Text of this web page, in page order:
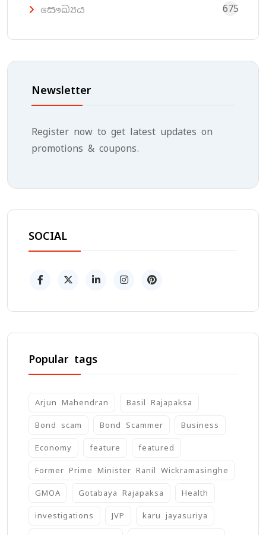
සෞඛ්‍යය 675
Newsletter
Register now to get latest updates on
promotions & coupons.
SOCIAL
Popular tags
Arjun Mahendran Basil Rajapaksa
Bond scam Bond Scammer Business
Economy feature featured
Former Prime Minister Ranil Wickramasinghe
GMOA Gotabaya Rajapaksa Health
investigations JVP karu jayasuriya